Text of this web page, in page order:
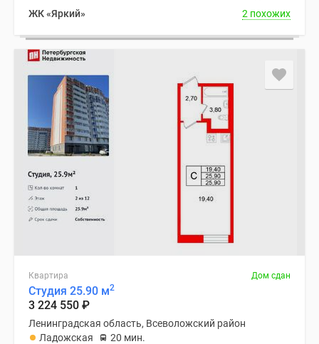
ЖК «Яркий»
2 похожих
Квартира Дом сдан
Студия 25.90 м2
3 224 550 ₽
Ленинградская область, Всеволожский район
Ладожская
20 мин.